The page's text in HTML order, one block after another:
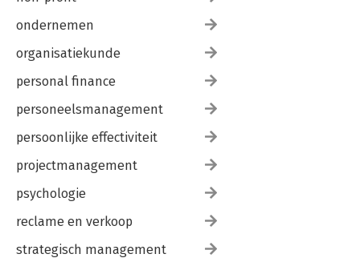
ondernemen
organisatiekunde
personal finance
personeelsmanagement
persoonlijke effectiviteit
projectmanagement
psychologie
reclame en verkoop
strategisch management